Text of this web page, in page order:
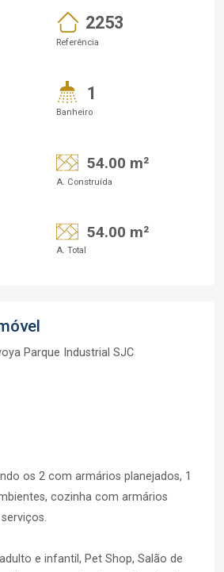
2253
Referência
1
Banheiro
54.00 m²
A. Construída
54.00 m²
A. Total
Parque Industrial SJC
os 2 com armários planejados, 1
cozinha com armários
e infantil, Pet Shop, Salão de